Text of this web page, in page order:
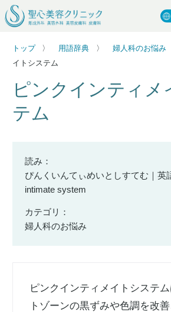
トップ 用語辞典 婦人科のお悩み
イトシステム
ピンクインティメ
テム
読み：
ぴんくいんてぃめいとしすてむ｜英
intimate system
カテゴリ：
婦人科のお悩み
ピンクインティメイトシステ
トゾーンの黒ずみや色調を改